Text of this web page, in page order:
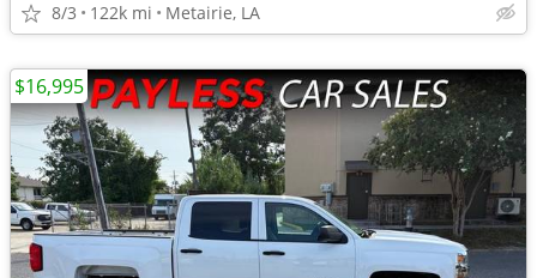
8/3 122k mi Metairie, LA
$16,995